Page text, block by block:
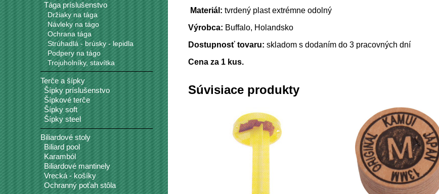
Materiál: tvrdený plast extrémne odolný
Výrobca: Buffalo, Holandsko
Dostupnosť tovaru: skladom s dodaním do 3 pracovných dní
Cena za 1 kus.
Súvisiace produkty
Tága príslušenstvo
Držiaky na tága
Návleky na tágo
Ochrana tága
Strúhadlá - brúsky - lepidla
Podpery na tágo
Trojuholníky, stavítka
Terče a šípky
Šípky príslušenstvo
Šípkové terče
Šípky soft
Šípky steel
Biliardové stoly
Biliard pool
Karamból
Biliardové mantinely
Vrecká - košíky
Ochranný poťah stôla